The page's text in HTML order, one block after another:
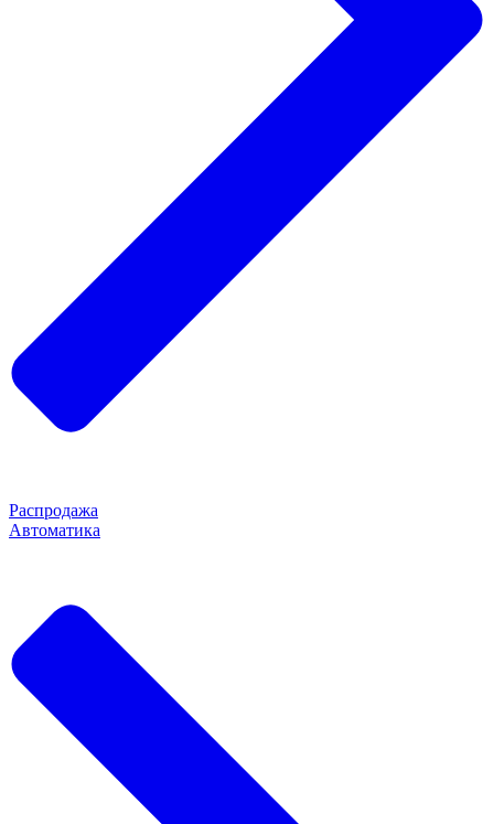
Распродажа
Автоматика